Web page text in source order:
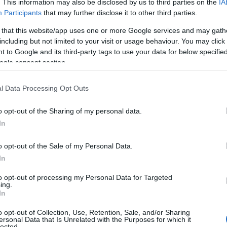
This information may also be disclosed by us to third parties on the
Participants that may further disclose it to other third parties.
that this website/app uses one or more Google services and may
but not limited to your visit or usage behaviour. You may
to Google and its third-party tags to use your data for below
consent section.
Data Processing Opt Outs
opt-out of the Sharing of my personal data.
opt-out of the Sale of my Personal Data.
opt-out of processing my Personal Data for Targeted
opt-out of Collection, Use, Retention, Sale, and/or Sharing
Data that Is Unrelated with the Purposes for which it
ύψους 1 δισ. ευρώ προς τη
Βόρεια Μακεδονία από την
κρατική Eximbank, το οποίο είχε
εγκριθεί από την προηγούμενη
κυβέρνηση με ιδιαίτερα ευνοϊκούς
πρωθυπουργός Πέτερ Μάγιαρ.
ήττα του – Κατηγορεί την
«τυραννία»